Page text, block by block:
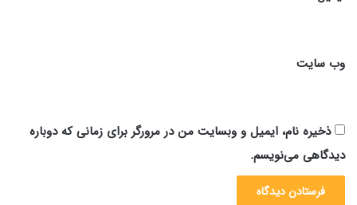
وب‌ سایت
ذخیره نام، ایمیل و وبسایت من در مرورگر برای زمانی که دوباره
دیدگاهی می‌نویسم.